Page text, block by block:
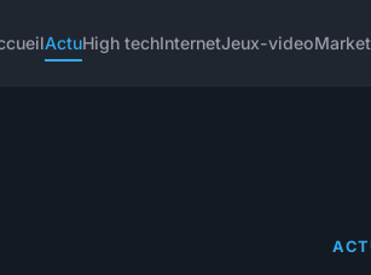
ActuHigh techInternetJeux-video